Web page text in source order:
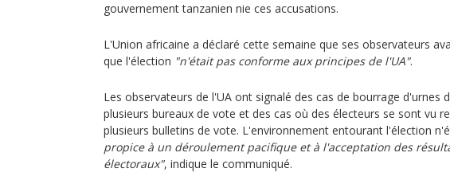
gouvernement tanzanien nie ces accusations.
L'Union africaine a déclaré cette semaine que ses observateurs
que l'élection "n'était pas conforme aux principes de l'UA".
Les observateurs de l'UA ont signalé des cas de bourrage d'urnes
plusieurs bureaux de vote et des cas où des électeurs se sont vu
plusieurs bulletins de vote. L'environnement entourant l'élection
propice à un déroulement pacifique et à l'acceptation des
électoraux", indique le communiqué.